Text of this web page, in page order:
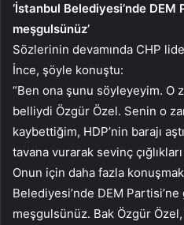
‘İstanbul Belediyesi’nde
meşgulsünüz’
Sözlerinin devamında CHP
İnce, şöyle konuştu:
“Ben ona şunu söyleyeyim. O
belliydi Özgür Özel. Senin o
kaybettiğim, HDP’nin barajı
tavana vurarak sevinç
Onun için daha fazla
Belediyesi’nde DEM
meşgulsünüz. Bak Özgür